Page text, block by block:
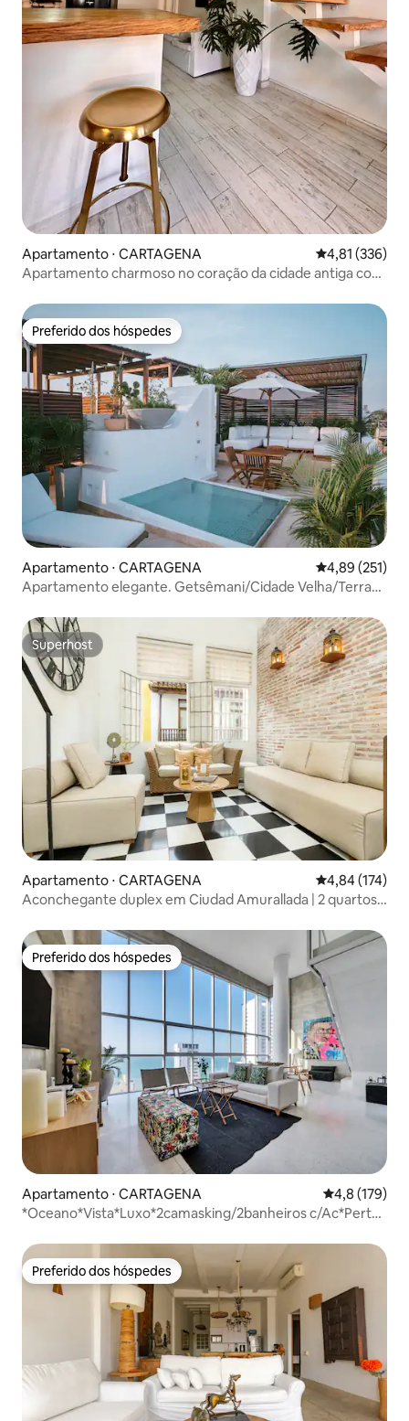
Apartamento ⋅ CARTAGENA 4,81 de uma
4,81 (336)
Apartamento charmoso no coração da cidade antiga com
Preferido dos hóspedes
Preferido dos hóspedes
Apartamento ⋅ CARTAGENA 4,89 de uma
4,89 (251)
Apartamento elegante. Getsêmani/Cidade Velha/Terraço
Superhost
Superhost
Apartamento ⋅ CARTAGENA 4,84 de uma
4,84 (174)
Aconchegante duplex em Ciudad Amurallada | 2 quartos
Preferido dos hóspedes
Preferido dos hóspedes
Apartamento ⋅ CARTAGENA 4,8 de uma
4,8 (179)
*Oceano*Vista*Luxo*2camasking/2banheiros c/Ac*Perto
Preferido dos hóspedes
Preferido dos hóspedes